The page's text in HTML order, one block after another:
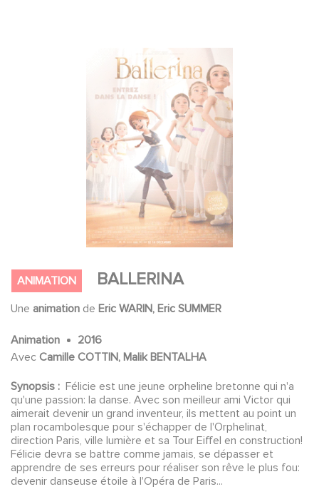
ANIMATION BALLERINA
Une animation de Eric WARIN, Eric SUMMER
Animation
2016
Avec Camille COTTIN, Malik BENTALHA
Synopsis : Félicie est une jeune orpheline bretonne qui n'a
qu'une passion: la danse. Avec son meilleur ami Victor qui
aimerait devenir un grand inventeur, ils mettent au point un
plan rocambolesque pour s'échapper de l'Orphelinat,
direction Paris, ville lumière et sa Tour Eiffel en construction!
Félicie devra se battre comme jamais, se dépasser et
apprendre de ses erreurs pour réaliser son rêve le plus fou:
devenir danseuse étoile à l'Opéra de Paris...